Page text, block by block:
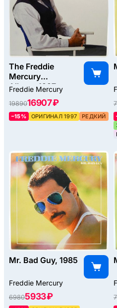
The Freddie
Mercury
Album, 1997
Freddie Mercury
1989016907 ₽
–15% ОРИГИНАЛ 1997 РЕДКИЙ
Mr. Bad Guy, 1985
Freddie Mercury
69805933 ₽